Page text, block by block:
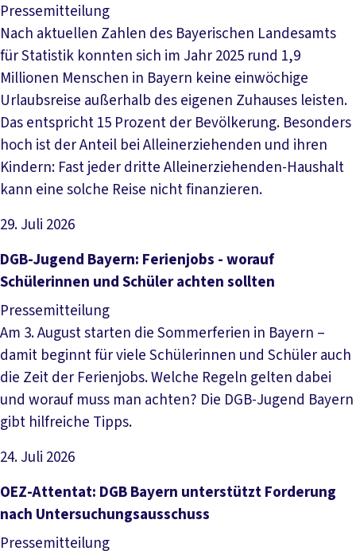
Pressemitteilung
Nach aktuellen Zahlen des Bayerischen Landesamts
für Statistik konnten sich im Jahr 2025 rund 1,9
Millionen Menschen in Bayern keine einwöchige
Urlaubsreise außerhalb des eigenen Zuhauses leisten.
Das entspricht 15 Prozent der Bevölkerung. Besonders
hoch ist der Anteil bei Alleinerziehenden und ihren
Kindern: Fast jeder dritte Alleinerziehenden-Haushalt
kann eine solche Reise nicht finanzieren.
29. Juli 2026
Artikel lesen
DGB-Jugend Bayern: Ferienjobs - worauf
Schülerinnen und Schüler achten sollten
Pressemitteilung
Am 3. August starten die Sommerferien in Bayern –
damit beginnt für viele Schülerinnen und Schüler auch
die Zeit der Ferienjobs. Welche Regeln gelten dabei
und worauf muss man achten? Die DGB-Jugend Bayern
gibt hilfreiche Tipps.
24. Juli 2026
Artikel lesen
OEZ-Attentat: DGB Bayern unterstützt Forderung
nach Untersuchungsausschuss
Pressemitteilung